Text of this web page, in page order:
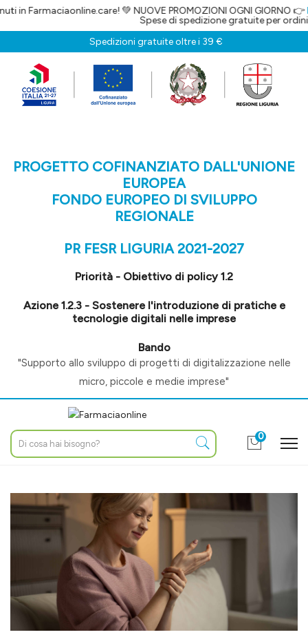
💚 NUOVE PROMOZIONI OGNI GIORNO 👉
Spese di spedizione gratuite per ordini
Spedizioni gratuite oltre i 39 €
PROGETTO COFINANZIATO DALL'UNIONE
EUROPEA
FONDO EUROPEO DI SVILUPPO
REGIONALE
PR FESR LIGURIA 2021-2027
Priorità - Obiettivo di policy 1.2
Azione 1.2.3 - Sostenere l'introduzione di pratiche e
tecnologie digitali nelle imprese
Bando
"Supporto allo sviluppo di progetti di digitalizzazione nelle
micro, piccole e medie imprese"
0